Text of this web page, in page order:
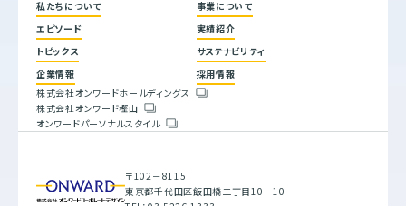
〒102－8115
東京都千代田区飯田橋二丁目10－10
私たちについて
代表メッセージ
企業理念
ヒストリー
事業について
エピソード
実績紹介
トピックス
サステナビリティ
トップコミットメント
企業情報
会社概要
人権方針
調達指針
採用情報
株式会社オンワードホールディングス
株式会社オンワード樫山
オンワードパーソナルスタイル